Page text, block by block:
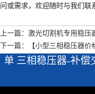
问或需求，欢迎随时与我们联
上一篇：激光切割机专用稳压
下一篇：【小型三相稳压器价
单 三相稳压器-补